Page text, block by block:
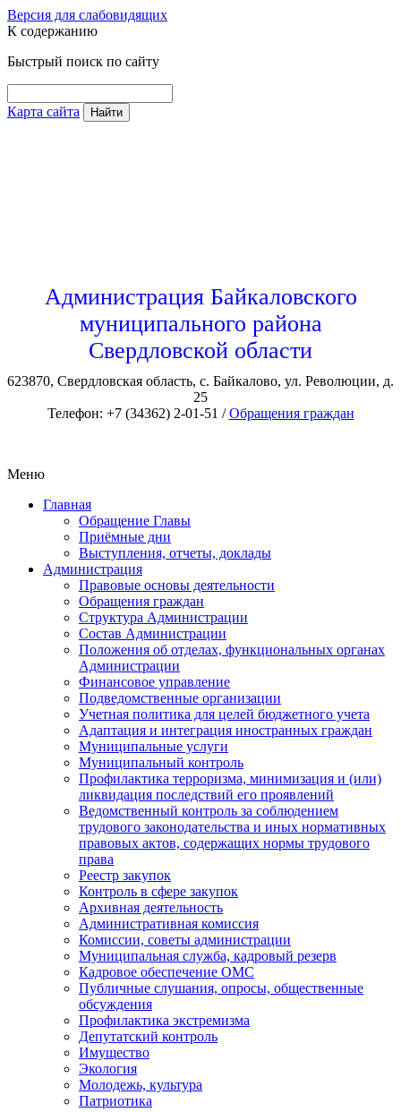
Версия для слабовидящих
К содержанию
Быстрый поиск по сайту
Карта сайта Найти
Администрация Байкаловского
муниципального района
Свердловской области
623870, Свердловская область, с. Байкалово, ул. Революции, д.
25
Телефон: +7 (34362) 2-01-51 /Обращения граждан
Меню
Главная
Обращение Главы
Приёмные дни
Выступления, отчеты, доклады
Администрация
Правовые основы деятельности
Обращения граждан
Структура Администрации
Состав Администрации
Положения об отделах, функциональных органах
Администрации
Финансовое управление
Подведомственные организации
Учетная политика для целей бюджетного учета
Адаптация и интеграция иностранных граждан
Муниципальные услуги
Муниципальный контроль
Профилактика терроризма, минимизация и (или)
ликвидация последствий его проявлений
Ведомственный контроль за соблюдением
трудового законодательства и иных нормативных
правовых актов, содержащих нормы трудового
права
Реестр закупок
Контроль в сфере закупок
Архивная деятельность
Административная комиссия
Комиссии, советы администрации
Муниципальная служба, кадровый резерв
Кадровое обеспечение ОМС
Публичные слушания, опросы, общественные
обсуждения
Профилактика экстремизма
Депутатский контроль
Имущество
Экология
Молодежь, культура
Патриотика